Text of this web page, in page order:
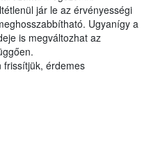
jár le az érvényességi
Ugyanígy a
is megváltozhat az
frissítjük, érdemes